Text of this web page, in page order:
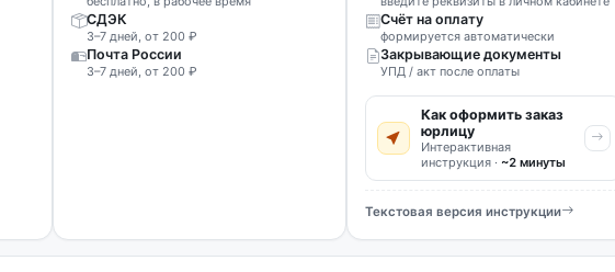
СДЭК
3–7 дней, от 200 ₽
Почта России
3–7 дней, от 200 ₽
Счёт на оплату
формируется автоматически
Закрывающие документы
УПД / акт после оплаты
Как оформить заказ
юрлицу
Интерактивная
инструкция · ~2 минуты
Текстовая версия инструкции